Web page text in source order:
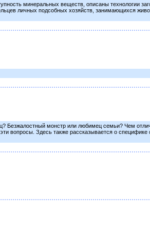
минеральных веществ, описаны технологии
личных подсобных хозяйств, занимающихся
монстр или любимец семьи? Чем
вопросы. Здесь также рассказывается о